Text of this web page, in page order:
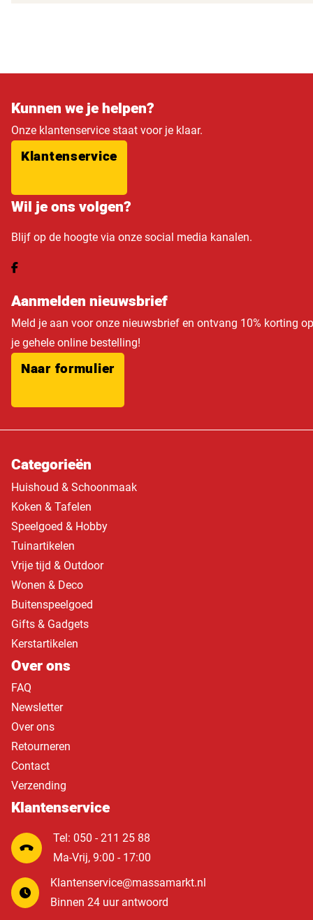
Kunnen we je helpen?
Onze klantenservice staat voor je klaar.
Klantenservice
Wil je ons volgen?
Blijf op de hoogte via onze social media kanalen.
Aanmelden nieuwsbrief
Meld je aan voor onze nieuwsbrief en ontvang 10% korting op
je gehele online bestelling!
Naar formulier
Categorieën
Huishoud & Schoonmaak
Koken & Tafelen
Speelgoed & Hobby
Tuinartikelen
Vrije tijd & Outdoor
Wonen & Deco
Buitenspeelgoed
Gifts & Gadgets
Kerstartikelen
Over ons
FAQ
Newsletter
Over ons
Retourneren
Contact
Verzending
Klantenservice
Tel: 050 - 211 25 88
Ma-Vrij, 9:00 - 17:00
Klantenservice@massamarkt.nl
Binnen 24 uur antwoord